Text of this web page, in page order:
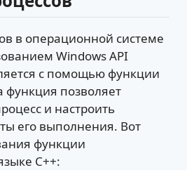
в операционной системе
Windows API
с помощью функции
функция позволяет
и настроить
его выполнения. Вот
функции
C++: